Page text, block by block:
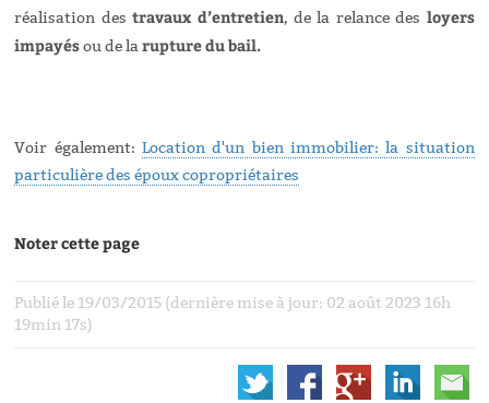
réalisation destravaux d’entretien, de la relance des loyers
impayésou de larupture du bail.
Voir également:Location d'un bien immobilier: la situation
particulière des époux copropriétaires
Noter cette page
Publié le 19/03/2015 (dernière mise à jour: 02 août 2023 16h
19min 17s)